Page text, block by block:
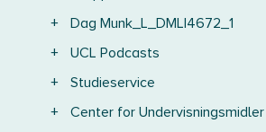
+
Dag Munk_L_DMLI4672_1
+
UCL Podcasts
+
Studieservice
+
Center for Undervisningsmidler